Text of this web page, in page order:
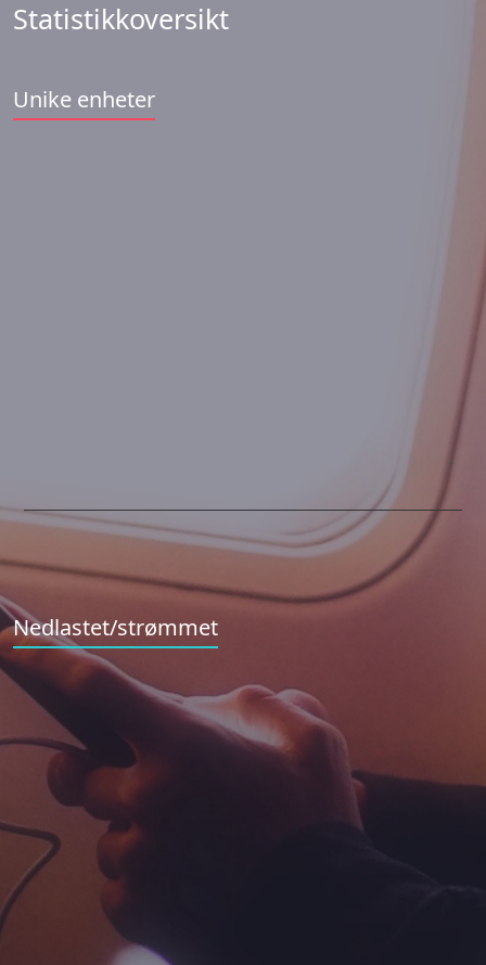
Statistikkoversikt
Unike enheter
Nedlastet/strømmet